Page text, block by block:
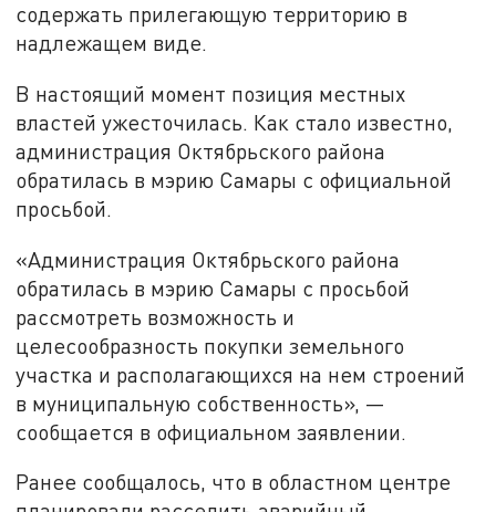
содержать прилегающую территорию в
надлежащем виде.
В настоящий момент позиция местных
властей ужесточилась. Как стало известно,
администрация Октябрьского района
обратилась в мэрию Самары с официальной
просьбой.
«Администрация Октябрьского района
обратилась в мэрию Самары с просьбой
рассмотреть возможность и
целесообразность покупки земельного
участка и располагающихся на нем строений
в муниципальную собственность», —
сообщается в официальном заявлении.
Ранее сообщалось, что в областном центре